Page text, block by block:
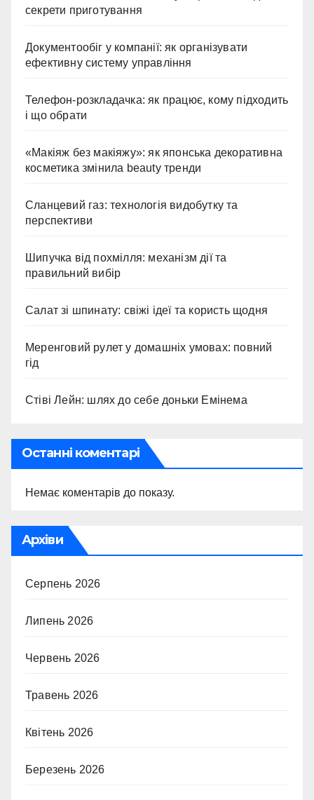
секрети приготування
Документообіг у компанії: як організувати
ефективну систему управління
Телефон-розкладачка: як працює, кому підходить
і що обрати
«Макіяж без макіяжу»: як японська декоративна
косметика змінила beauty тренди
Сланцевий газ: технологія видобутку та
перспективи
Шипучка від похмілля: механізм дії та
правильний вибір
Салат зі шпинату: свіжі ідеї та користь щодня
Меренговий рулет у домашніх умовах: повний
гід
Стіві Лейн: шлях до себе доньки Емінема
Останні коментарі
Немає коментарів до показу.
Архіви
Серпень 2026
Липень 2026
Червень 2026
Травень 2026
Квітень 2026
Березень 2026